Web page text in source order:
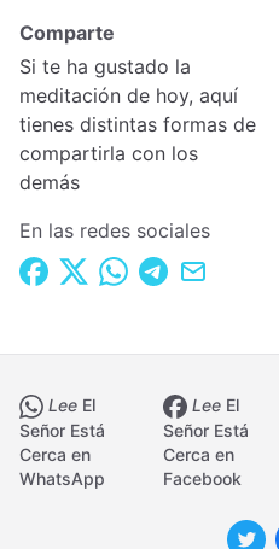
Comparte
Si te ha gustado la
meditación de hoy, aquí
tienes distintas formas de
compartirla con los
demás
En las redes sociales
Lee El
Señor Está
Cerca en
WhatsApp
Lee El
Señor Está
Cerca en
Facebook